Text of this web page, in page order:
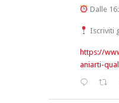
Dalle
Iscriviti
https://
aniarti-